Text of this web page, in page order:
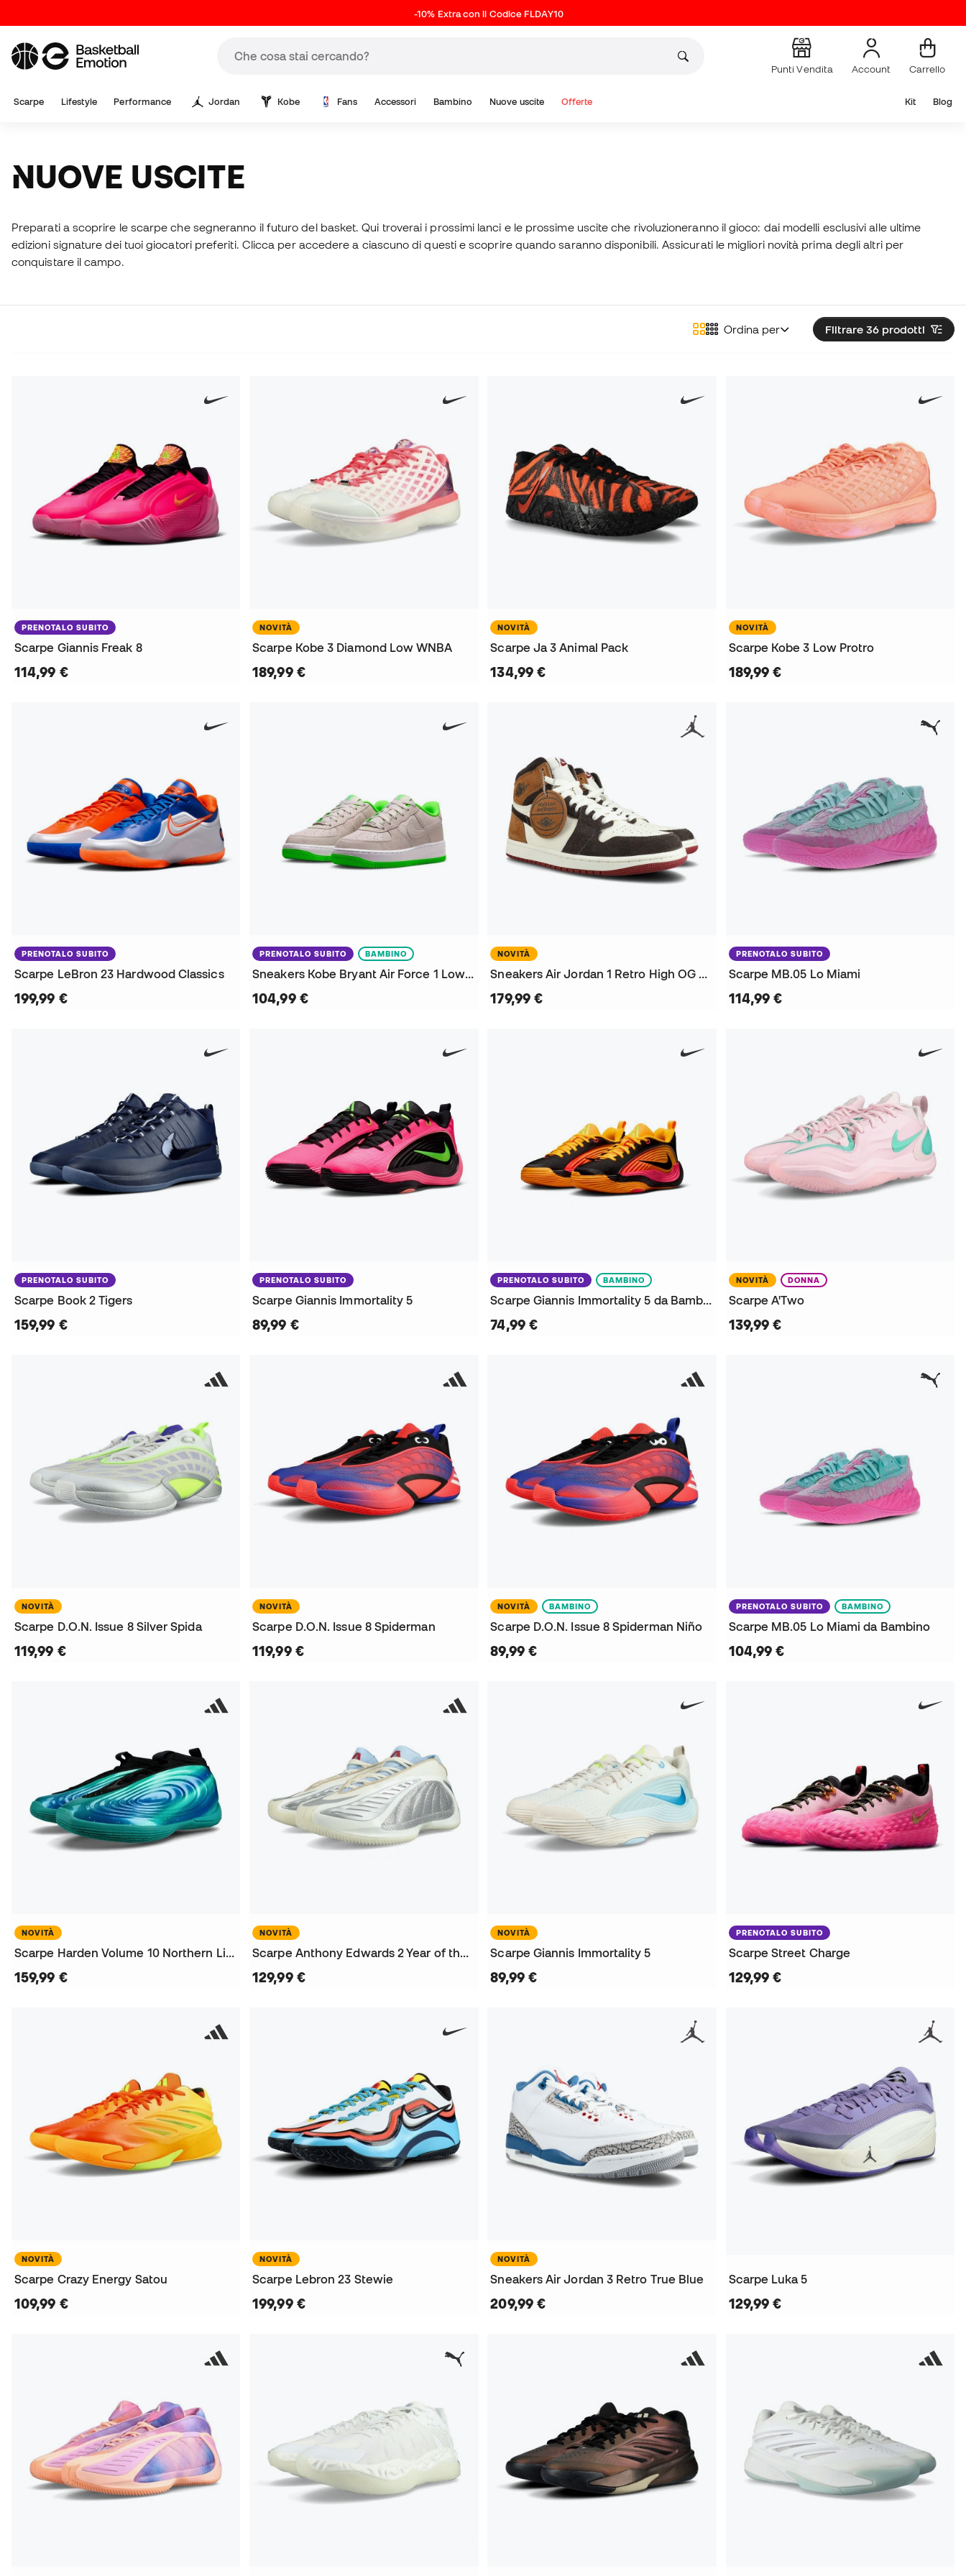
-10% Extra con il Codice FLDAY10
Punti Vendita Account Carrello
Scarpe Lifestyle Performance Jordan Kobe Fans Accessori Bambino Nuove uscite Offerte Kit Blog
NUOVE USCITE
Preparati a scoprire le scarpe che segneranno il futuro del basket. Qui troverai i prossimi lanci e le prossime uscite che rivoluzioneranno il gioco: dai modelli esclusivi alle ultime
edizioni signature dei tuoi giocatori preferiti. Clicca per accedere a ciascuno di questi e scoprire quando saranno disponibili. Assicurati le migliori novità prima degli altri per
conquistare il campo.
Filtrare 36 prodotti
Ordina per
PRENOTALO SUBITO
Scarpe Giannis Freak 8
114,99 €
NOVITÀ
Scarpe Kobe 3 Diamond Low WNBA
189,99 €
NOVITÀ
Scarpe Ja 3 Animal Pack
134,99 €
NOVITÀ
Scarpe Kobe 3 Low Protro
189,99 €
PRENOTALO SUBITO
Scarpe LeBron 23 Hardwood Classics
199,99 €
PRENOTALO SUBITO BAMBINO
Sneakers Kobe Bryant Air Force 1 Low Niño
104,99 €
NOVITÀ
Sneakers Air Jordan 1 Retro High OG Love The Game
179,99 €
PRENOTALO SUBITO
Scarpe MB.05 Lo Miami
114,99 €
PRENOTALO SUBITO
Scarpe Book 2 Tigers
159,99 €
PRENOTALO SUBITO
Scarpe Giannis Immortality 5
89,99 €
PRENOTALO SUBITO BAMBINO
Scarpe Giannis Immortality 5 da Bambino
74,99 €
NOVITÀ DONNA
Scarpe A'Two
139,99 €
NOVITÀ
Scarpe D.O.N. Issue 8 Silver Spida
119,99 €
NOVITÀ
Scarpe D.O.N. Issue 8 Spiderman
119,99 €
NOVITÀ BAMBINO
Scarpe D.O.N. Issue 8 Spiderman Niño
89,99 €
PRENOTALO SUBITO BAMBINO
Scarpe MB.05 Lo Miami da Bambino
104,99 €
NOVITÀ
Scarpe Harden Volume 10 Northern Lights
159,99 €
NOVITÀ
Scarpe Anthony Edwards 2 Year of the Horse
129,99 €
NOVITÀ
Scarpe Giannis Immortality 5
89,99 €
PRENOTALO SUBITO
Scarpe Street Charge
129,99 €
NOVITÀ
Scarpe Crazy Energy Satou
109,99 €
NOVITÀ
Scarpe Lebron 23 Stewie
199,99 €
NOVITÀ
Sneakers Air Jordan 3 Retro True Blue
209,99 €
Scarpe Luka 5
129,99 €